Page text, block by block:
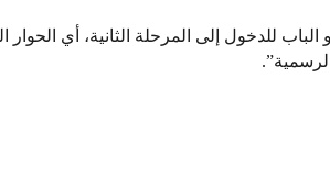
للدخول إلى المرحلة الثانية، أي